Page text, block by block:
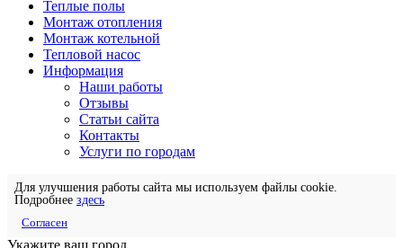
Теплые полы
Монтаж отопления
Монтаж котельной
Тепловой насос
Информация
Наши работы
Отзывы
Статьи сайта
Контакты
Услуги по городам
Для улучшения работы сайта мы используем файлы cookie.
Подробнее здесь
Согласен
Укажите ваш город